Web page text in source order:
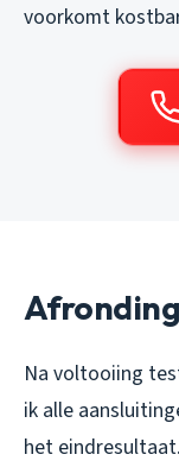
voorkomt
Na voltooiing
ik alle
het